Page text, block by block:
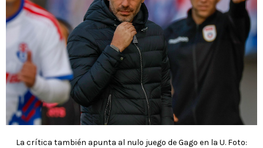
La crítica también apunta al nulo juego de Gago en la U. Foto: